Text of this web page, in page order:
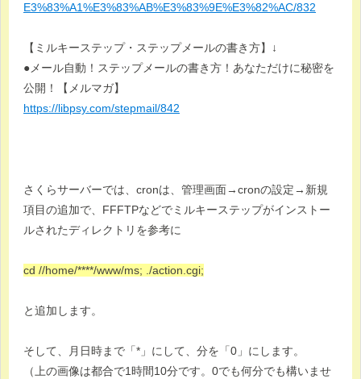
E3%83%A1%E3%83%AB%E3%83%9E%E3%82%AC/832
【ミルキーステップ・ステップメールの書き方】↓
●メール自動！ステップメールの書き方！あなただけに秘密を
公開！【メルマガ】
https://libpsy.com/stepmail/842
さくらサーバーでは、cronは、管理画面→cronの設定→新規
項目の追加で、FFFTPなどでミルキーステップがインストー
ルされたディレクトリを参考に
cd //home/****/www/ms; ./action.cgi;
と追加します。
そして、月日時まで「*」にして、分を「0」にします。
（上の画像は都合で1時間10分です。0でも何分でも構いませ